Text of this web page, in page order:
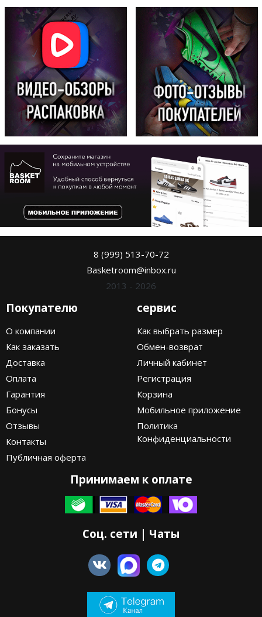
8 (999) 513-70-72
Basketroom@inbox.ru
2013 - 2026
Покупателю
О компании
Как заказать
Доставка
Оплата
Гарантия
Бонусы
Отзывы
Контакты
Публичная оферта
сервис
Как выбрать размер
Обмен-возврат
Личный кабинет
Регистрация
Корзина
Мобильное приложение
Политика
Конфиденциальности
Принимаем к оплате
Соц. сети | Чаты